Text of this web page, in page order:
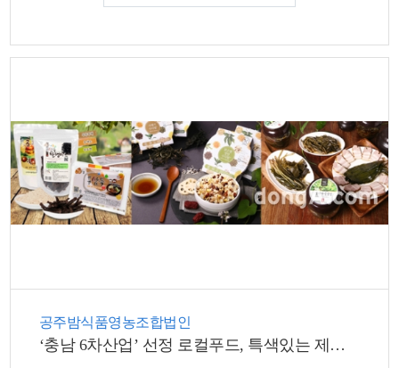
공주밤식품영농조합법인
‘충남 6차산업’ 선정 로컬푸드, 특색있는 제품으로 인기